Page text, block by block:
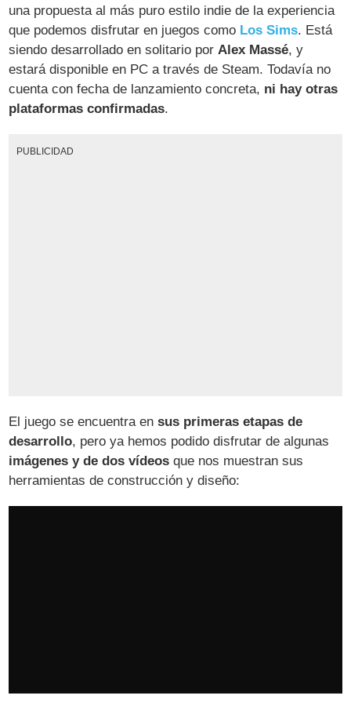
una propuesta al más puro estilo indie de la experiencia
que podemos disfrutar en juegos como Los Sims. Está
siendo desarrollado en solitario porAlex Massé, y
estará disponible en PC a través de Steam. Todavía no
cuenta con fecha de lanzamiento concreta, ni hay otras
plataformas confirmadas.
PUBLICIDAD
El juego se encuentra ensus primeras etapas de
desarrollo, pero ya hemos podido disfrutar de algunas
imágenes y de dos vídeos que nos muestran sus
herramientas de construcción y diseño: